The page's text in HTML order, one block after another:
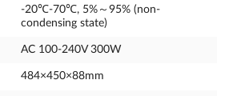
-20℃-70℃, 5%～95% (non-
condensing state)
AC 100-240V 300W
484×450×88mm